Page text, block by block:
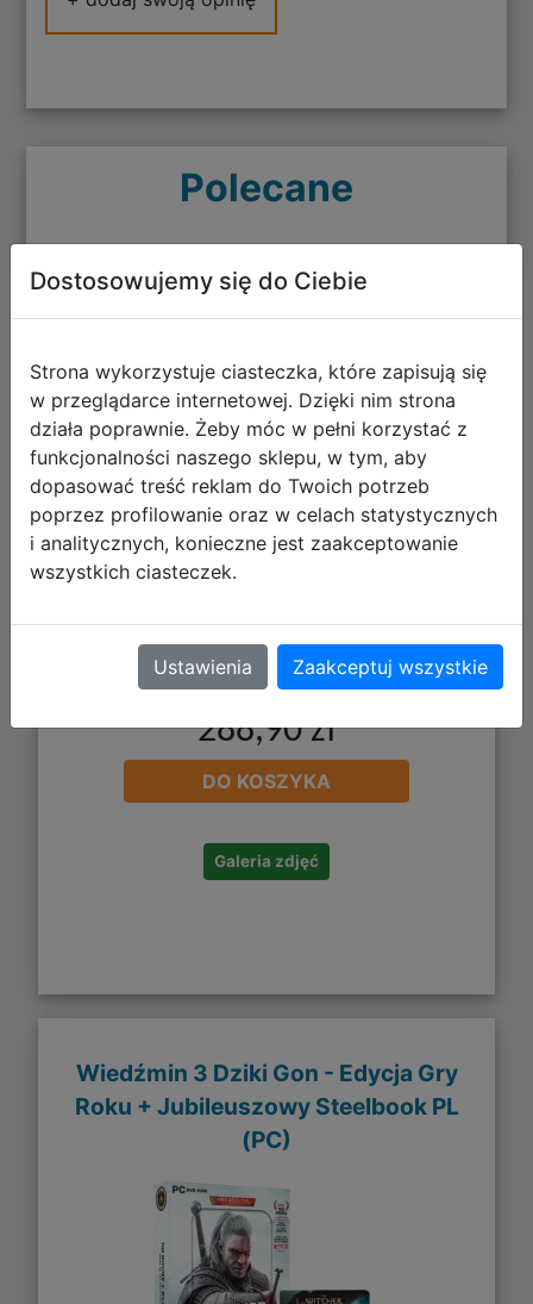
Polecane
288,90 zł
DO KOSZYKA
Galeria zdjęć
Wiedźmin 3 Dziki Gon - Edycja Gry
Roku + Jubileuszowy Steelbook PL
(PC)
Dostosowujemy się do Ciebie
Strona wykorzystuje ciasteczka, które zapisują się
w przeglądarce internetowej. Dzięki nim strona
działa poprawnie. Żeby móc w pełni korzystać z
funkcjonalności naszego sklepu, w tym, aby
dopasować treść reklam do Twoich potrzeb
poprzez profilowanie oraz w celach statystycznych
i analitycznych, konieczne jest zaakceptowanie
wszystkich ciasteczek.
Ustawienia Zaakceptuj wszystkie